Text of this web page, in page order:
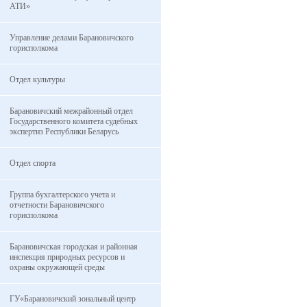
АТИ»
Управление делами Барановичского
горисполкома
Отдел культуры
Барановичский межрайонный отдел
Государственного комитета судебных
экспертиз Республики Беларусь
Отдел спорта
Группа бухгалтерского учета и
отчетности Барановичского
горисполкома
Барановичская городская и районная
инспекция природных ресурсов и
охраны окружающей среды
ГУ«Барановичский зональный центр